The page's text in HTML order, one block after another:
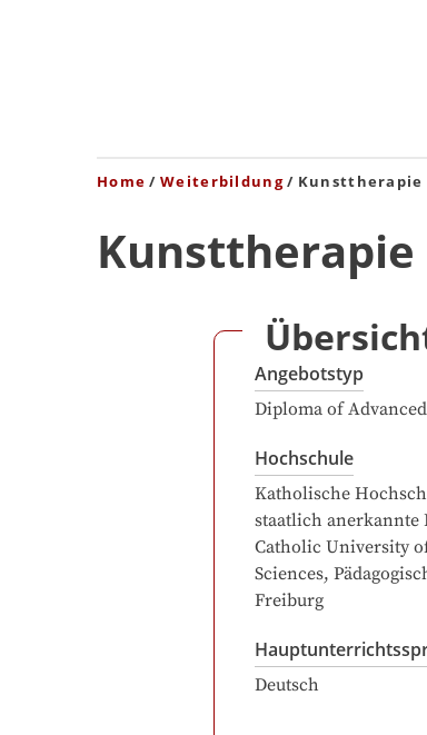
Home Weiterbildung Kunsttherapie
Kunsttherapie
Angebotstyp
Diploma of Advanced
Hochschule
Katholische
staatlich anerkannte
Catholic University
Sciences,
Freiburg
Deutsch